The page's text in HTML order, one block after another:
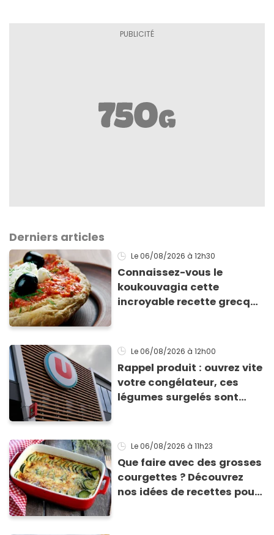
Derniers articles
Le 06/08/2026 à 12h30
Connaissez-vous le
koukouvagia cette
incroyable recette grecque
Le 06/08/2026 à 12h00
Rappel produit : ouvrez vite
votre congélateur, ces
légumes surgelés sont
Le 06/08/2026 à 11h23
Que faire avec des grosses
courgettes ? Découvrez
nos idées de recettes pour